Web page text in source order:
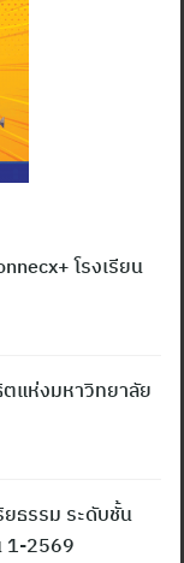
โรงเรียน
แห่งมหาวิทยาลัย
ธรรม ระดับชั้น
1-2569